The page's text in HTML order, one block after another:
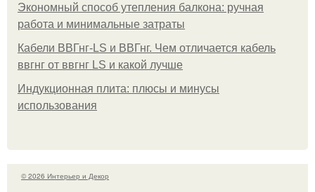
Экономный способ утепления балкона: ручная
работа и минимальные затраты
Кабели ВВГнг-LS и ВВГнг. Чем отличается кабель
ввгнг от ввгнг LS и какой лучше
Индукционная плита: плюсы и минусы
использования
© 2026 Интерьер и Декор